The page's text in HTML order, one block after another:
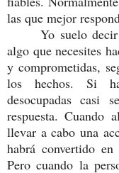
las que mejor
Yo suelo
algo que necesites
y comprometidas,
los hechos. Si
desocupadas casi
respuesta. Cuando
llevar a cabo una
habrá convertido
Pero cuando la